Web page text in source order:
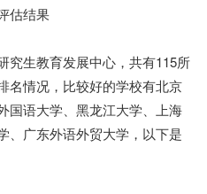
估结果
究生教育发展中心，共有115所
名情况，比较好的学校有北京
国语大学、黑龙江大学、上海
、广东外语外贸大学，以下是